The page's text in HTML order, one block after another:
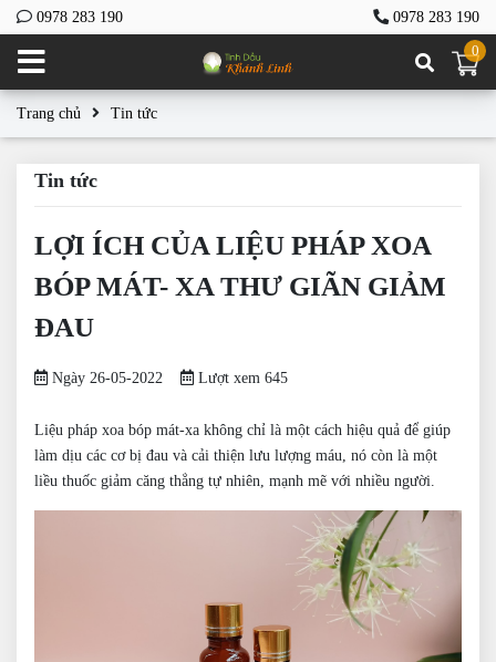
0978 283 190
0978 283 190
0
Trang chủ Tin tức
Tin tức
LỢI ÍCH CỦA LIỆU PHÁP XOA
BÓP MÁT- XA THƯ GIÃN GIẢM
ĐAU
Ngày 26-05-2022 Lượt xem 645
Liệu pháp xoa bóp mát-xa không chỉ là một cách hiệu quả để giúp
làm dịu các cơ bị đau và cải thiện lưu lượng máu, nó còn là một
liều thuốc giảm căng thẳng tự nhiên, mạnh mẽ với nhiều người.